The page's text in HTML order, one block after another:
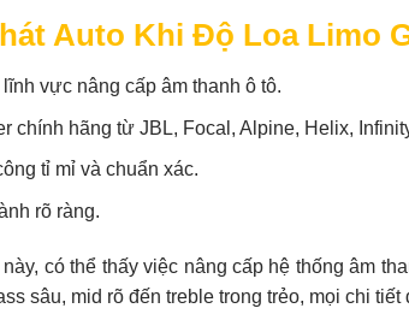
Auto Khi Độ Loa Limo
vực nâng cấp âm thanh ô tô.
chính hãng từ JBL, Focal, Alpine, Helix,
tỉ mỉ và chuẩn xác.
rõ ràng.
này, có thể thấy việc nâng cấp hệ thống âm
sâu, mid rõ đến treble trong trẻo, mọi chi